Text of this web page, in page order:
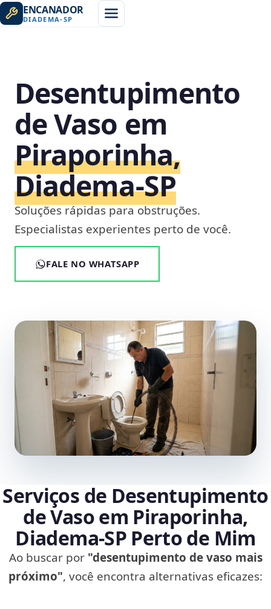
ENCANADOR
DIADEMA-SP
Desentupimento
de Vaso em
Piraporinha,
Diadema‑SP
Soluções rápidas para obstruções.
Especialistas experientes perto de você.
FALE NO WHATSAPP
Serviços de Desentupimento
de Vaso em Piraporinha,
Diadema‑SP Perto de Mim
Ao buscar por "desentupimento de vaso mais
próximo", você encontra alternativas eficazes: